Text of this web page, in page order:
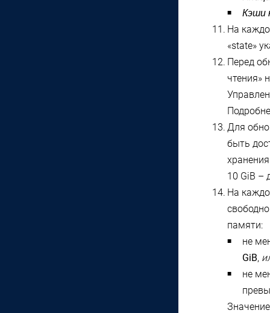
Кэши
На
«state»
Перед
чтения»
Для
быть
10 GiB –
На
памяти:
не
GiB,
не